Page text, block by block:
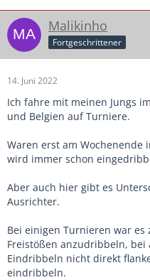
Malikinho
Fortgeschrittener
14. Juni 2022
Ich fahre mit meinen Jungs
und Belgien auf Turniere.
Waren erst am
wird immer schon
Aber auch hier gibt es
Ausrichter.
Bei einigen Turnieren war
Freistößen anzudribbeln,
Eindribbeln nicht direkt
eindribbeln.